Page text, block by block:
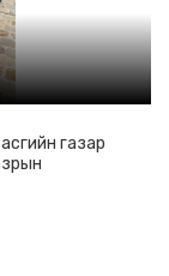
газар